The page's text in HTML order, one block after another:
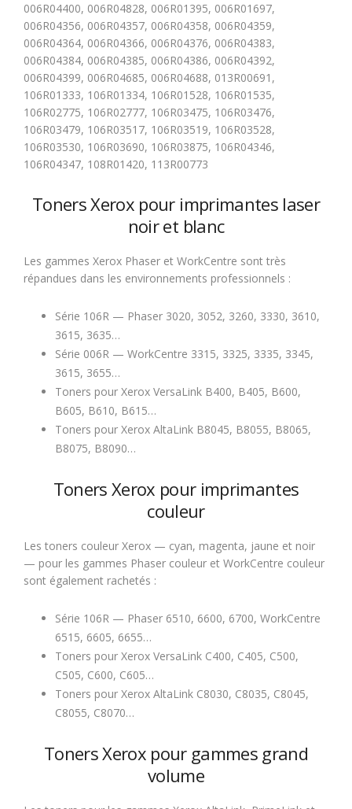
006R04400, 006R04828, 006R01395, 006R01697,
006R04356, 006R04357, 006R04358, 006R04359,
006R04364, 006R04366, 006R04376, 006R04383,
006R04384, 006R04385, 006R04386, 006R04392,
006R04399, 006R04685, 006R04688, 013R00691,
106R01333, 106R01334, 106R01528, 106R01535,
106R02775, 106R02777, 106R03475, 106R03476,
106R03479, 106R03517, 106R03519, 106R03528,
106R03530, 106R03690, 106R03875, 106R04346,
106R04347, 108R01420, 113R00773
Toners Xerox pour imprimantes laser
noir et blanc
Les gammes Xerox Phaser et WorkCentre sont très
répandues dans les environnements professionnels :
Série 106R — Phaser 3020, 3052, 3260, 3330, 3610,
3615, 3635…
Série 006R — WorkCentre 3315, 3325, 3335, 3345,
3615, 3655…
Toners pour Xerox VersaLink B400, B405, B600,
B605, B610, B615…
Toners pour Xerox AltaLink B8045, B8055, B8065,
B8075, B8090…
Toners Xerox pour imprimantes
couleur
Les toners couleur Xerox — cyan, magenta, jaune et noir
— pour les gammes Phaser couleur et WorkCentre couleur
sont également rachetés :
Série 106R — Phaser 6510, 6600, 6700, WorkCentre
6515, 6605, 6655…
Toners pour Xerox VersaLink C400, C405, C500,
C505, C600, C605…
Toners pour Xerox AltaLink C8030, C8035, C8045,
C8055, C8070…
Toners Xerox pour gammes grand
volume